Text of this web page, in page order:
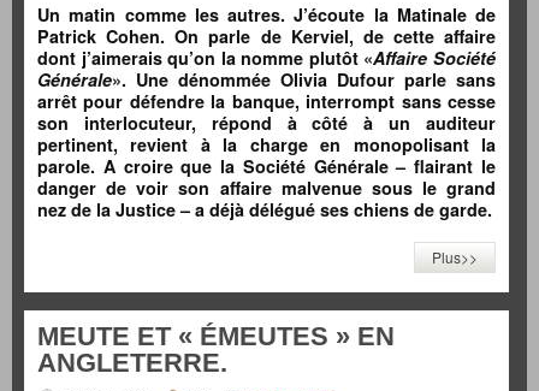
Un matin comme les autres. J’écoute la Matinale de
Patrick Cohen. On parle de Kerviel, de cette affaire
dont j’aimerais qu’on la nomme plutôt «Affaire Société
Générale». Une dénommée Olivia Dufour parle sans
arrêt pour défendre la banque, interrompt sans cesse
son interlocuteur, répond à côté à un auditeur
pertinent, revient à la charge en monopolisant la
parole. A croire que la Société Générale – flairant le
danger de voir son affaire malvenue sous le grand
nez de la Justice – a déjà délégué ses chiens de garde.
Plus>>
MEUTE ET « ÉMEUTES » EN
ANGLETERRE.